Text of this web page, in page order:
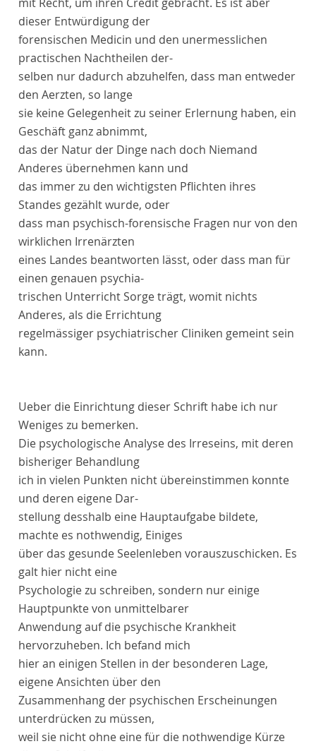
dieser Entwürdigung der
forensischen Medicin und den unermesslichen
practischen Nachtheilen der-
selben nur dadurch abzuhelfen, dass man entweder
den Aerzten, so lange
sie keine Gelegenheit zu seiner Erlernung haben, ein
Geschäft ganz abnimmt,
das der Natur der Dinge nach doch Niemand
Anderes übernehmen kann und
das immer zu den wichtigsten Pflichten ihres
Standes gezählt wurde, oder
dass man psychisch-forensische Fragen nur von den
wirklichen Irrenärzten
eines Landes beantworten lässt, oder dass man für
einen genauen psychia-
trischen Unterricht Sorge trägt, womit nichts
Anderes, als die Errichtung
regelmässiger psychiatrischer Cliniken gemeint sein
kann.
Ueber die Einrichtung dieser Schrift habe ich nur
Weniges zu bemerken.
Die psychologische Analyse des Irreseins, mit deren
bisheriger Behandlung
ich in vielen Punkten nicht übereinstimmen konnte
und deren eigene Dar-
stellung desshalb eine Hauptaufgabe bildete,
machte es nothwendig, Einiges
über das gesunde Seelenleben vorauszuschicken. Es
galt hier nicht eine
Psychologie zu schreiben, sondern nur einige
Hauptpunkte von unmittelbarer
Anwendung auf die psychische Krankheit
hervorzuheben. Ich befand mich
hier an einigen Stellen in der besonderen Lage,
eigene Ansichten über den
Zusammenhang der psychischen Erscheinungen
unterdrücken zu müssen,
weil sie nicht ohne eine für die nothwendige Kürze